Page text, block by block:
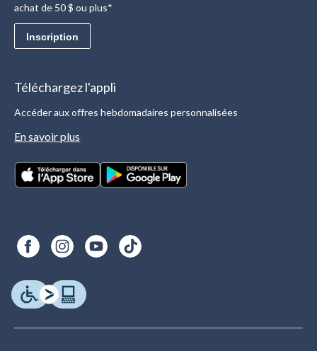
achat de 50 $ ou plus*
Inscription
Téléchargez l'appli
Accéder aux offres hebdomadaires personnalisées
En savoir plus